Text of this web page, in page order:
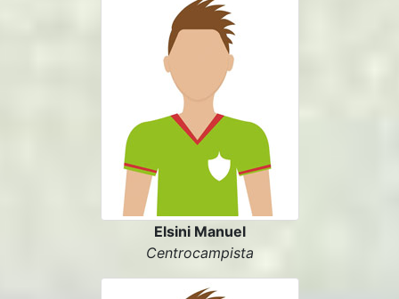
Elsini Manuel
Centrocampista